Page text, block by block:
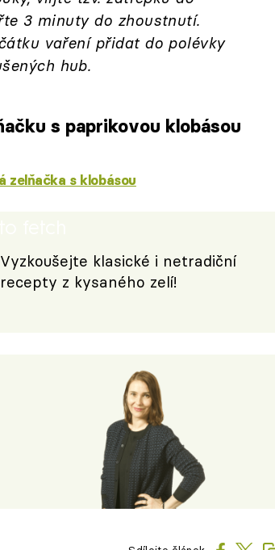
3 minuty do zhoustnutí.
vaření přidat do polévky
hub.
s paprikovou klobásou
zelňačka s klobásou
fetch
Vyzkoušejte klasické i netradiční
recepty z kysaného zelí!